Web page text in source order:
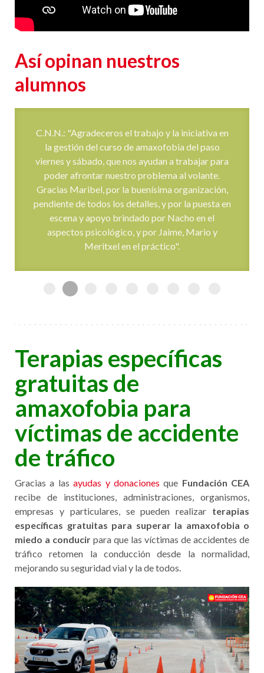
Así opinan nuestros
alumnos
E.A.G.: "Quería agradecer la oportunidad que me
habéis dado con este curso, me ha resultado muy
útil y la atención y profesionalidad de todos los
que habéis intervenido en él es inmejorable. Me
gustaría que les transmitieras mi agradecimiento
a todos los que lo habéis hecho posible, la
profesionalidad del psicólogo es innegable y la
experiencia y capacidad de transmitir tanto de
Jaime en la parte práctica como de Mery, que fue
unos profesionales todos ellos y la ayuda que me
han proporcionado es máxima. He aprendido
financiar estos cursos y hacerlos llegar a las
personas que lo necesitamos".
Terapias específicas
gratuitas de
amaxofobia para
víctimas de accidente
de tráfico
Gracias a lasayudas y donacionesqueFundación CEA
recibe de instituciones, administraciones, organismos,
empresas y particulares, se pueden realizarterapias
específicas gratuitas para superar la amaxofobia o
miedo a conducirpara que las víctimas de accidentes de